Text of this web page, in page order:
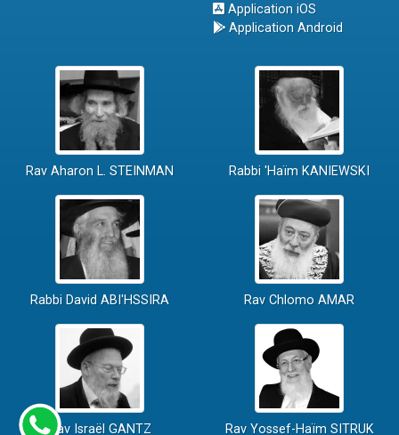
Application iOS
Application Android
Rav Aharon L. STEINMAN Rabbi 'Haïm KANIEWSKI
Rabbi David ABI'HSSIRA Rav Chlomo AMAR
Rav Israël GANTZ Rav Yossef-Haïm SITRUK